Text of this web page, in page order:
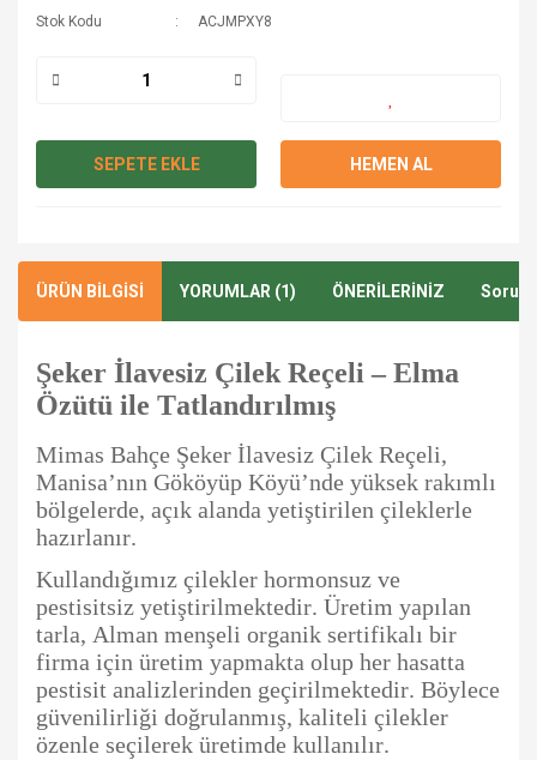
Stok Kodu
ACJMPXY8
SEPETE EKLE HEMEN AL
ÜRÜN BİLGİSİ YORUMLAR (1) ÖNERİLERİNİZ Soru &
Şeker İlavesiz Çilek Reçeli – Elma
Özütü ile Tatlandırılmış
Mimas Bahçe Şeker İlavesiz Çilek Reçeli,
Manisa’nın Gököyüp Köyü’nde yüksek rakımlı
bölgelerde, açık alanda yetiştirilen çileklerle
hazırlanır.
Kullandığımız çilekler hormonsuz ve
pestisitsiz yetiştirilmektedir. Üretim yapılan
tarla, Alman menşeli organik sertifikalı bir
firma için üretim yapmakta olup her hasatta
pestisit analizlerinden geçirilmektedir. Böylece
güvenilirliği doğrulanmış, kaliteli çilekler
özenle seçilerek üretimde kullanılır.